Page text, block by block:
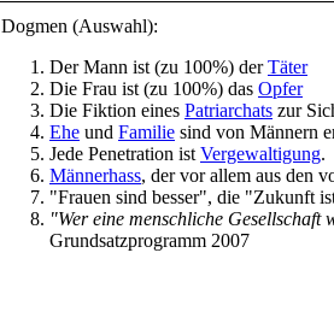
Dogmen (Auswahl):
Der Mann ist (zu 100%) derTäter
Die Frau ist (zu 100%) das Opfer
Die Fiktion eines Patriarchats zur
Ehe und Familie sind von Männern
Jede Penetration ist Vergewaltigung.
Männerhass, der vor allem aus den
"Frauen sind besser", die "Zukunft
"Wer eine menschliche
Grundsatzprogramm 2007